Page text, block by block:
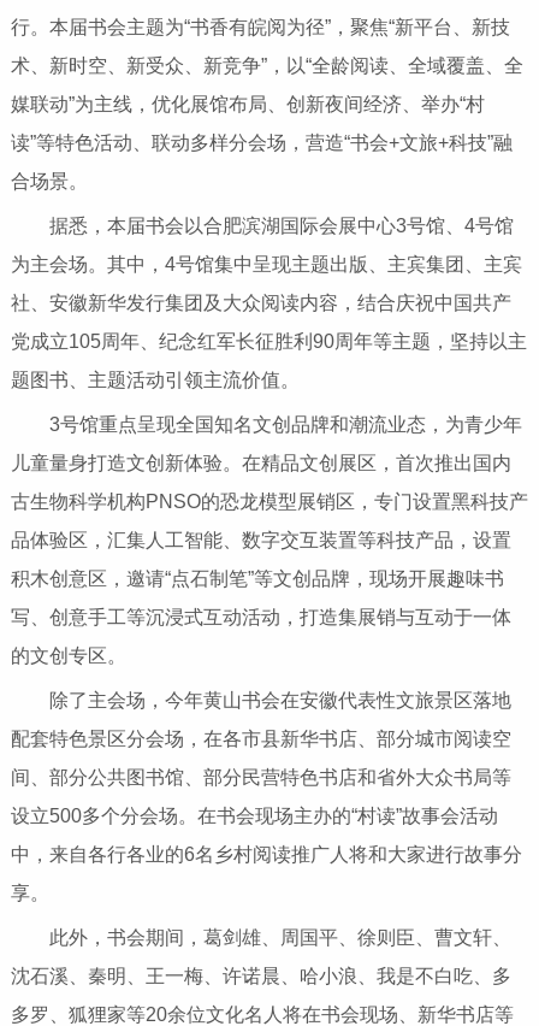
行。本届书会主题为“书香有皖阅为径”，聚焦“新平台、新技
术、新时空、新受众、新竞争”，以“全龄阅读、全域覆盖、全
媒联动”为主线，优化展馆布局、创新夜间经济、举办“村
读”等特色活动、联动多样分会场，营造“书会+文旅+科技”融
合场景。
据悉，本届书会以合肥滨湖国际会展中心3号馆、4号馆
为主会场。其中，4号馆集中呈现主题出版、主宾集团、主宾
社、安徽新华发行集团及大众阅读内容，结合庆祝中国共产
党成立105周年、纪念红军长征胜利90周年等主题，坚持以主
题图书、主题活动引领主流价值。
3号馆重点呈现全国知名文创品牌和潮流业态，为青少年
儿童量身打造文创新体验。在精品文创展区，首次推出国内
古生物科学机构PNSO的恐龙模型展销区，专门设置黑科技产
品体验区，汇集人工智能、数字交互装置等科技产品，设置
积木创意区，邀请“点石制笔”等文创品牌，现场开展趣味书
写、创意手工等沉浸式互动活动，打造集展销与互动于一体
的文创专区。
除了主会场，今年黄山书会在安徽代表性文旅景区落地
配套特色景区分会场，在各市县新华书店、部分城市阅读空
间、部分公共图书馆、部分民营特色书店和省外大众书局等
设立500多个分会场。在书会现场主办的“村读”故事会活动
中，来自各行各业的6名乡村阅读推广人将和大家进行故事分
享。
此外，书会期间，葛剑雄、周国平、徐则臣、曹文轩、
沈石溪、秦明、王一梅、许诺晨、哈小浪、我是不白吃、多
多罗、狐狸家等20余位文化名人将在书会现场、新华书店等